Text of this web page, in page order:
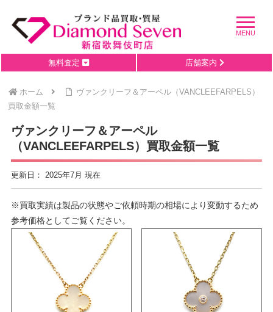
無料査定 店舗案内
ホーム
ヴァンクリーフ＆アーペル（VANCLEEFARPELS）
買取金額一覧
ヴァンクリーフ＆アーペル
（VANCLEEFARPELS）買取金額一覧
更新日： 2025年7月 現在
※買取実績は製品の状態やご依頼時期の相場により変動するため
参考価格としてご覧ください。